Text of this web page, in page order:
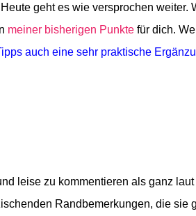
geht es wie versprochen weiter.
meiner bisherigen Punkte für dich.
auch eine sehr praktische
leise zu kommentieren als ganz
Randbemerkungen, die sie